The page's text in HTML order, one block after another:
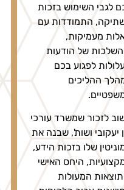
השימוש בזכות
התמודדות עם
מעמיקות,
של הודעות
לפגוע בכם
ההליכים
שמשרד עורכי
ושות', שבנה את
שלו בזכות הידע,
היחס האישי
המעולות